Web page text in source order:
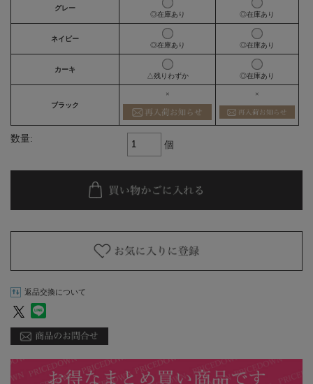
グレー
◎在庫あり
◎在庫あり
ネイビー
◎在庫あり
◎在庫あり
カーキ
△残りわずか
◎在庫あり
ブラック
× ×
数量:
個
返品交換について